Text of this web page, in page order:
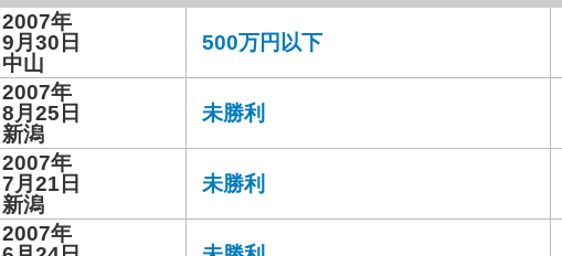
2007年
9月30日
中山
500万円以下
2007年
8月25日
新潟
未勝利
2007年
7月21日
新潟
未勝利
2007年